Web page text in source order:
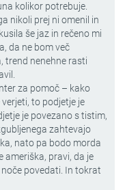
kolikor potrebuje.
nikoli prej ni omenil in
še jaz in rečeno mi
da ne bom več
trend nenehne rasti
za pomoč – kako
to podjetje je
je povezano s tistim,
zahtevajo
nato pa bodo morda
ameriška, pravi, da je
povedati. In tokrat